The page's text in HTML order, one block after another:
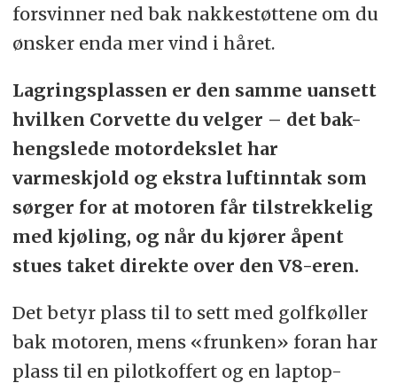
forsvinner ned bak nakkestøttene om du
ønsker enda mer vind i håret.
Lagringsplassen er den samme uansett
hvilken Corvette du velger – det bak-
hengslede motordekslet har
varmeskjold og ekstra luftinntak som
sørger for at motoren får tilstrekkelig
med kjøling, og når du kjører åpent
stues taket direkte over den V8-eren.
Det betyr plass til to sett med golfkøller
bak motoren, mens «frunken» foran har
plass til en pilotkoffert og en laptop-